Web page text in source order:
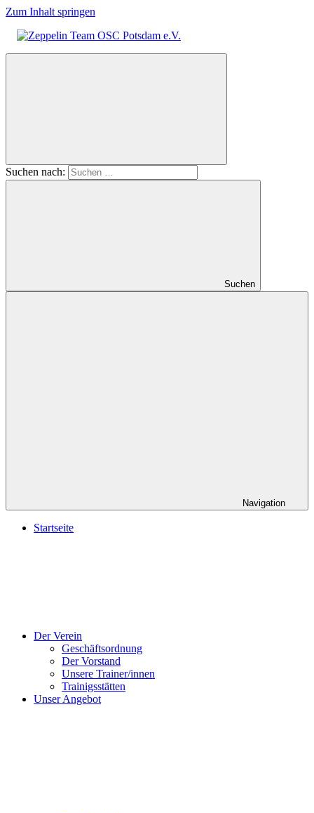
Zum Inhalt springen
Suchen nach:
Suchen
Navigation
Startseite
Der Verein
Geschäftsordnung
Der Vorstand
Unsere Trainer/innen
Trainigsstätten
Unser Angebot